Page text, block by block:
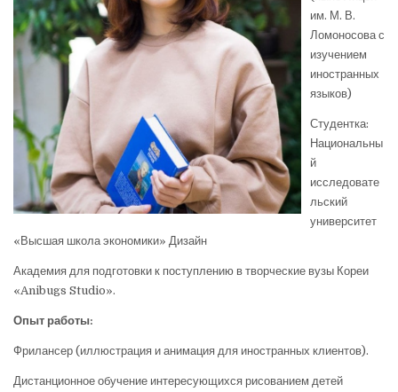
им. М. В.
Ломоносова с
изучением
иностранных
языков)
Студентка:
Национальны
й
исследовате
льский
университет
«Высшая школа экономики» Дизайн
Академия для подготовки к поступлению в творческие вузы Кореи
«Anibugs Studio».
Опыт работы:
Фрилансер (иллюстрация и анимация для иностранных клиентов).
Дистанционное обучение интересующихся рисованием детей